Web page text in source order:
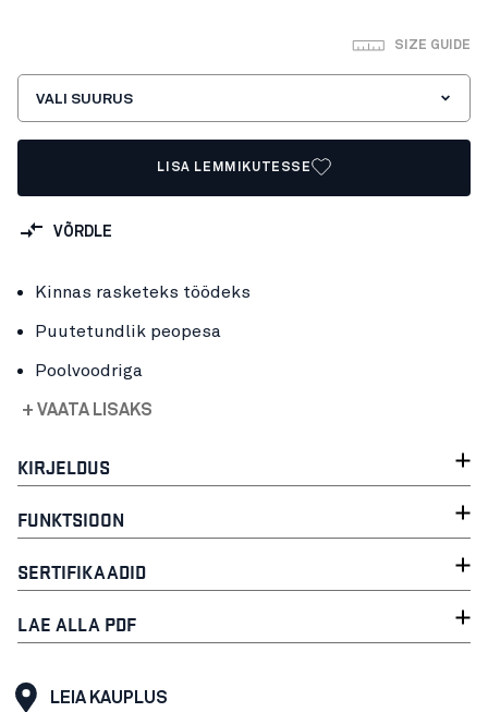
SIZE GUIDE
VALI SUURUS
LISA LEMMIKUTESSE
VÕRDLE
Kinnas rasketeks töödeks
Puutetundlik peopesa
Poolvoodriga
+ VAATA LISAKS
KIRJELDUS
FUNKTSIOON
SERTIFIKAADID
LAE ALLA PDF
LEIA KAUPLUS